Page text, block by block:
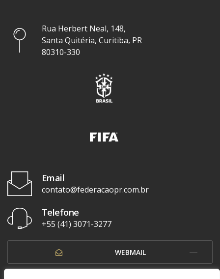
Rua Herbert Neal, 148,
Santa Quitéria, Curitiba, PR
80310-330
Email
contato@federacaopr.com.br
Telefone
+55 (41) 3071-3277
WEBMAIL